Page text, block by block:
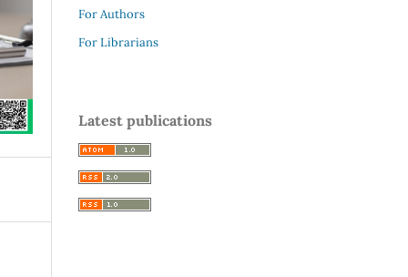
For Authors
For Librarians
Latest publications